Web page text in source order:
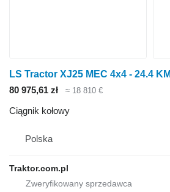
80 975,61 zł ≈ 18 810 €
Ciągnik kołowy
Polska
Traktor.com.pl